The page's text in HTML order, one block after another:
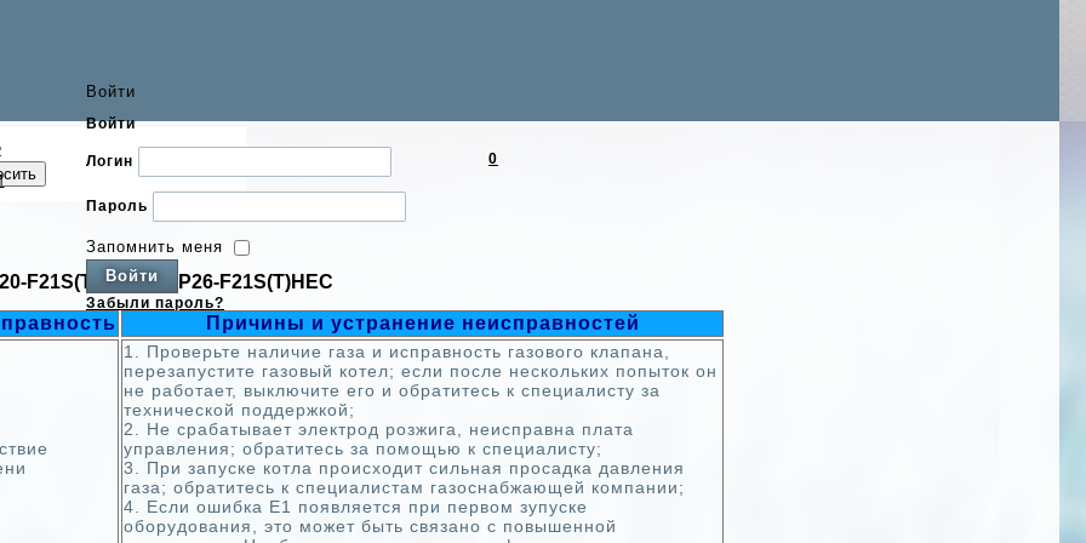
Войти
Войти
Логин
Пароль
Запомнить меня
Забыли пароль?
0
F21S(T)H EC, L1P26-F21S(T)HEC
Причины и устранение неисправностей
1. Проверьте наличие газа и исправность газового клапана,
перезапустите газовый котел; если после нескольких попыток он
не работает, выключите его и обратитесь к специалисту за
технической поддержкой;
2. Не срабатывает электрод розжига, неисправна плата
управления; обратитесь за помощью к специалисту;
3. При запуске котла происходит сильная просадка давления
газа; обратитесь к специалистам газоснабжающей компании;
4. Если ошибка Е1 появляется при первом зупуске
оборудования, это может быть связано с повышенной